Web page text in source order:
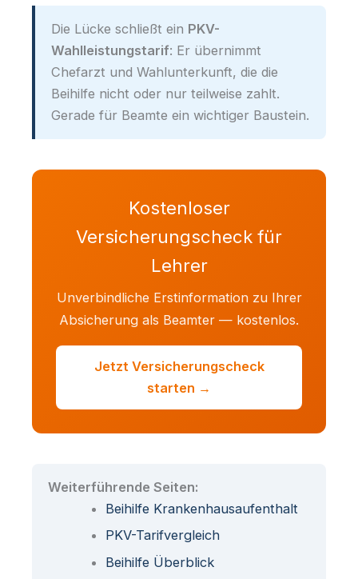
Die Lücke schließt ein PKV-
Wahlleistungstarif: Er übernimmt
Chefarzt und Wahlunterkunft, die die
Beihilfe nicht oder nur teilweise zahlt.
Gerade für Beamte ein wichtiger Baustein.
Kostenloser
Versicherungscheck für
Lehrer
Unverbindliche Erstinformation zu Ihrer
Absicherung als Beamter — kostenlos.
Jetzt Versicherungscheck
starten →
Weiterführende Seiten:
Beihilfe Krankenhausaufenthalt
PKV-Tarifvergleich
Beihilfe Überblick